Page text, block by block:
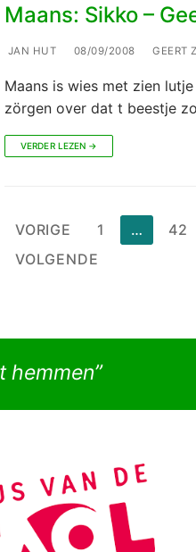
Maans: Sikko –
JAN HUT 08/09/2008 GEERT
Maans is wies met zien
zörgen over dat t beestje
VERDER LEZEN →
Berichten
paginering
VORIGE 1 … 42
VOLGENDE
hemmen”